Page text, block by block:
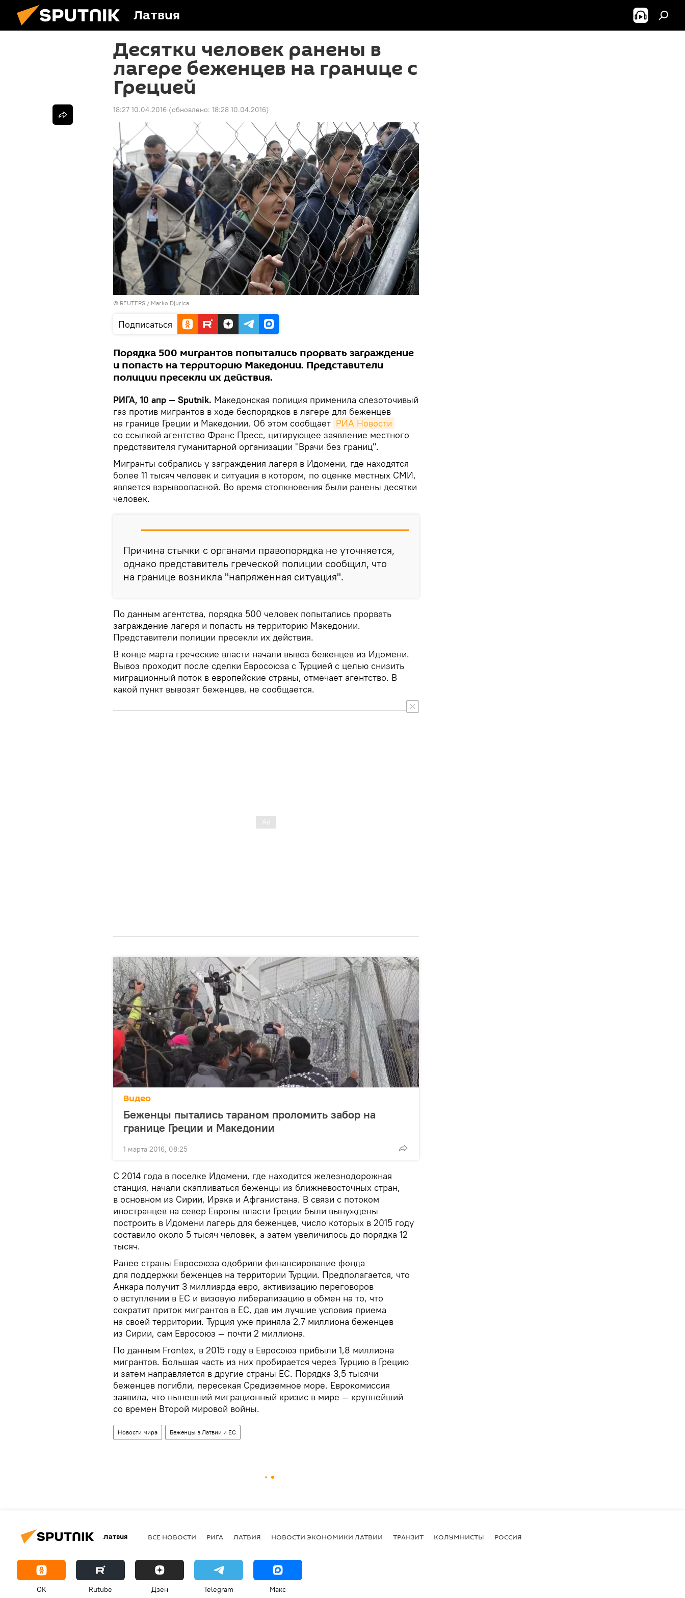
Латвия
Десятки человек ранены в
лагере беженцев на границе с
Грецией
18:27 10.04.2016 (обновлено: 18:28 10.04.2016)
© REUTERS / Marko Djurica
Подписаться
Порядка 500 мигрантов попытались прорвать заграждение
и попасть на территорию Македонии. Представители
полиции пресекли их действия.
РИГА, 10 апр — Sputnik. Македонская полиция применила слезоточивый
газ против мигрантов в ходе беспорядков в лагере для беженцев
на границе Греции и Македонии. Об этом сообщает РИА Новости
со ссылкой агентство Франс Пресс, цитирующее заявление местного
представителя гуманитарной организации "Врачи без границ".
Мигранты собрались у заграждения лагеря в Идомени, где находятся
более 11 тысяч человек и ситуация в котором, по оценке местных СМИ,
является взрывоопасной. Во время столкновения были ранены десятки
человек.
Причина стычки с органами правопорядка не уточняется,
однако представитель греческой полиции сообщил, что
на границе возникла "напряженная ситуация".
По данным агентства, порядка 500 человек попытались прорвать
заграждение лагеря и попасть на территорию Македонии.
Представители полиции пресекли их действия.
В конце марта греческие власти начали вывоз беженцев из Идомени.
Вывоз проходит после сделки Евросоюза с Турцией с целью снизить
миграционный поток в европейские страны, отмечает агентство. В
какой пункт вывозят беженцев, не сообщается.
Видео
Беженцы пытались тараном проломить забор на
границе Греции и Македонии
1 марта 2016, 08:25
С 2014 года в поселке Идомени, где находится железнодорожная
станция, начали скапливаться беженцы из ближневосточных стран,
в основном из Сирии, Ирака и Афганистана. В связи с потоком
иностранцев на север Европы власти Греции были вынуждены
построить в Идомени лагерь для беженцев, число которых в 2015 году
составило около 5 тысяч человек, а затем увеличилось до порядка 12
тысяч.
Ранее страны Евросоюза одобрили финансирование фонда
для поддержки беженцев на территории Турции. Предполагается, что
Анкара получит 3 миллиарда евро, активизацию переговоров
о вступлении в ЕС и визовую либерализацию в обмен на то, что
сократит приток мигрантов в ЕС, дав им лучшие условия приема
на своей территории. Турция уже приняла 2,7 миллиона беженцев
из Сирии, сам Евросоюз — почти 2 миллиона.
По данным Frontex, в 2015 году в Евросоюз прибыли 1,8 миллиона
мигрантов. Большая часть из них пробирается через Турцию в Грецию
и затем направляется в другие страны ЕС. Порядка 3,5 тысячи
беженцев погибли, пересекая Средиземное море. Еврокомиссия
заявила, что нынешний миграционный кризис в мире — крупнейший
со времен Второй мировой войны.
Новости мира Беженцы в Латвии и ЕС
Латвия ВСЕ НОВОСТИ РИГА ЛАТВИЯ НОВОСТИ ЭКОНОМИКИ ЛАТВИИ ТРАНЗИТ КОЛУМНИСТЫ РОССИЯ
OK Rutube Дзен Telegram Макс